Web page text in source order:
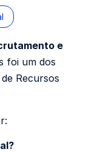
e
foi um dos
Recursos